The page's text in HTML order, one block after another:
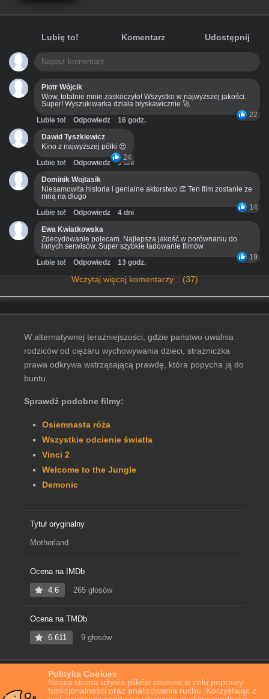
Polityka Cookies
Nasza strona używa plików cookies w celu poprawy
funkcjonalności oraz analizowania ruchu. Korzystając z
Lubię to! Komentarz Udostępnij
Piotr Wójcik
Wow, totalnie mnie zaskoczyło! Wszystko w najwyższej jakości.
Super! Wyszukiwarka działa błyskawicznie 🚀
22
Lubie to! Odpowiedz
16 godz.
Dawid Tyszkiewicz
Kino z najwyższej półki 😍
24
Lubie to! Odpowiedz
3 dni
Dominik Wojtasik
Niesamowita historia i genialne aktorstwo 👏 Ten film zostanie ze
mną na długo
14
Lubie to! Odpowiedz
4 dni
Ewa Kwiatkowska
Zdecydowanie polecam. Najlepsza jakość w porównaniu do
innych serwisów. Super szybkie ładowanie filmów
19
Lubie to! Odpowiedz 13 godz.
Wczytaj więcej komentarzy... (37)
W alternatywnej teraźniejszości, gdzie państwo uwalnia
rodziców od ciężaru wychowywania dzieci, strażniczka
prawa odkrywa wstrząsającą prawdę, która popycha ją do
buntu.
Sprawdź podobne filmy:
Osiemnasta róża
Wszystkie odcienie światła
Vinci 2
Welcome to the Jungle
Demonic
Tytuł oryginalny
Motherland
Ocena na IMDb
4.6 265 głosów
Ocena na TMDb
6.611 9 głosów
Film Online Motherland